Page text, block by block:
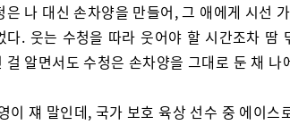
은 나 대신 손차양을 만들어, 그 애에게 시선
다. 웃는 수청을 따라 웃어야 할 시간조차 땀
걸 알면서도 수청은 손차양을 그대로 둔 채 나
이 쟤 말인데, 국가 보호 육상 선수 중 에이스